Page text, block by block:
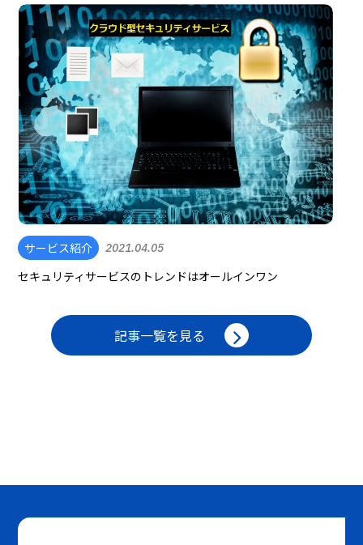
サービス紹介 2021.04.05
セキュリティサービスのトレンドはオールインワン
記事一覧を見る